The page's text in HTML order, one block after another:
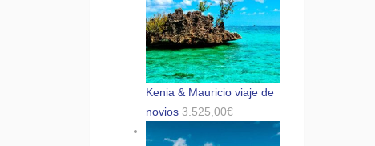
Kenia & Mauricio viaje de
novios 3.525,00€